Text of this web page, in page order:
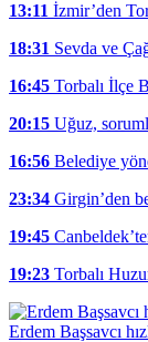
13:11 İzmir’den
18:31 Sevda ve
16:45 Torbalı İlçe
20:15 Uğuz,
16:56 Belediye
23:34 Girgin’den
19:45
19:23 Torbalı
Erdem Başsavcı